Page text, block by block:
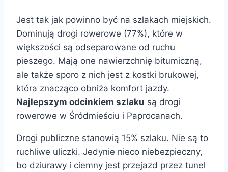
Jest tak jak powinno być na szlakach miejskich.
Dominują drogi rowerowe (77%), które w
większości są odseparowane od ruchu
pieszego. Mają one nawierzchnię bitumiczną,
ale także sporo z nich jest z kostki brukowej,
która znacząco obniża komfort jazdy.
Najlepszym odcinkiem szlaku są drogi
rowerowe w Śródmieściu i Paprocanach.
Drogi publiczne stanowią 15% szlaku. Nie są to
ruchliwe uliczki. Jedynie nieco niebezpieczny,
bo dziurawy i ciemny jest przejazd przez tunel